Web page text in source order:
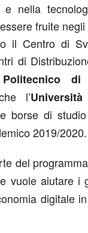
e nella
fruite
il Centro di
di
Politecnico di
l’
borse di
2019/2020.
del
vuole aiutare i
digitale